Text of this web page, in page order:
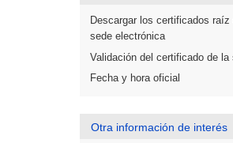
Descargar los certificados raíz
sede electrónica
Validación del certificado de la
Fecha y hora oficial
Otra información de interés